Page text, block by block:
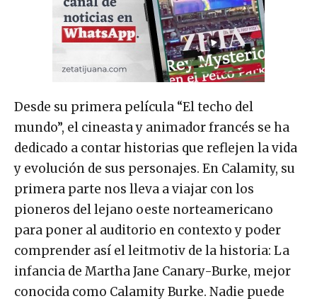
Desde su primera película “El techo del
mundo”, el cineasta y animador francés se ha
dedicado a contar historias que reflejen la vida
y evolución de sus personajes. En Calamity, su
primera parte nos lleva a viajar con los
pioneros del lejano oeste norteamericano
para poner al auditorio en contexto y poder
comprender así el leitmotiv de la historia: La
infancia de Martha Jane Canary-Burke, mejor
conocida como Calamity Burke. Nadie puede